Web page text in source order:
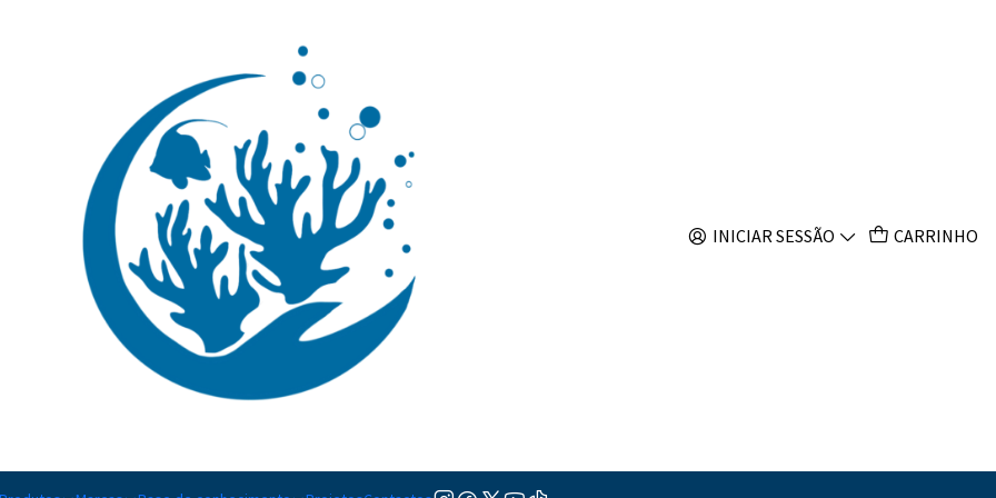
INICIAR SESSÃO CARRINHO
Synchiropus Splendidus Red
TAMANHO
Adicionar à lista de favoritos
Mostrar stock das localizações